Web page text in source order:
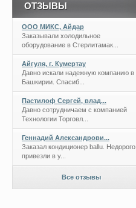
ОТЗЫВЫ
ООО МИКС, Айдар
Заказывали холодильное
оборудование в Стерлитамак...
Айгуля, г. Кумертау
Давно искали надежную компанию в
Башкирии. Спасиб...
Пастилоф Сергей, влад...
Давно сотрудничаем с компанией
Технологии Торговл...
Геннадий Александрови...
Заказал кондиционер ballu. Недорого,
привезли в у...
Все отзывы